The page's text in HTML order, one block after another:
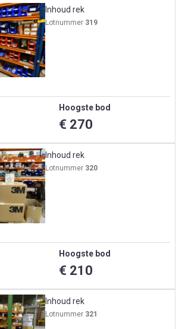
Inhoud rek
Lotnummer 319
Hoogste bod
€ 270
Inhoud rek
Lotnummer 320
Hoogste bod
€ 210
Inhoud rek
Lotnummer 321